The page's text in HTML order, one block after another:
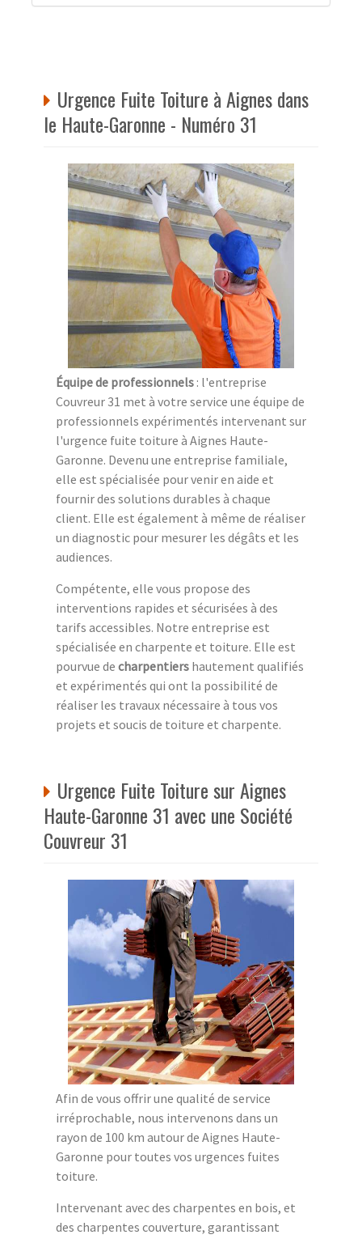
Urgence Fuite Toiture à Aignes dans
le Haute-Garonne - Numéro 31
Équipe de professionnels : l'entreprise
Couvreur 31 met à votre service une équipe de
professionnels expérimentés intervenant sur
l'urgence fuite toiture à Aignes Haute-
Garonne. Devenu une entreprise familiale,
elle est spécialisée pour venir en aide et
fournir des solutions durables à chaque
client. Elle est également à même de réaliser
un diagnostic pour mesurer les dégâts et les
audiences.
Compétente, elle vous propose des
interventions rapides et sécurisées à des
tarifs accessibles. Notre entreprise est
spécialisée en charpente et toiture. Elle est
pourvue de charpentiers hautement qualifiés
et expérimentés qui ont la possibilité de
réaliser les travaux nécessaire à tous vos
projets et soucis de toiture et charpente.
Urgence Fuite Toiture sur Aignes
Haute-Garonne 31 avec une Société
Couvreur 31
Afin de vous offrir une qualité de service
irréprochable, nous intervenons dans un
rayon de 100 km autour de Aignes Haute-
Garonne pour toutes vos urgences fuites
toiture.
Intervenant avec des charpentes en bois, et
des charpentes couverture, garantissant